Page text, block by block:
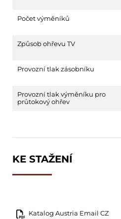
Počet výměníků
Způsob ohřevu TV
Provozní tlak zásobníku
Provozní tlak výměníku pro
průtokový ohřev
KE STAŽENÍ
Katalog Austria Email CZ